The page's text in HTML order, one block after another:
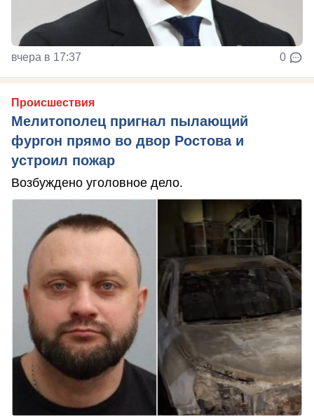
вчера в 17:37 0
Происшествия
Мелитополец пригнал пылающий
фургон прямо во двор Ростова и
устроил пожар
Возбуждено уголовное дело.